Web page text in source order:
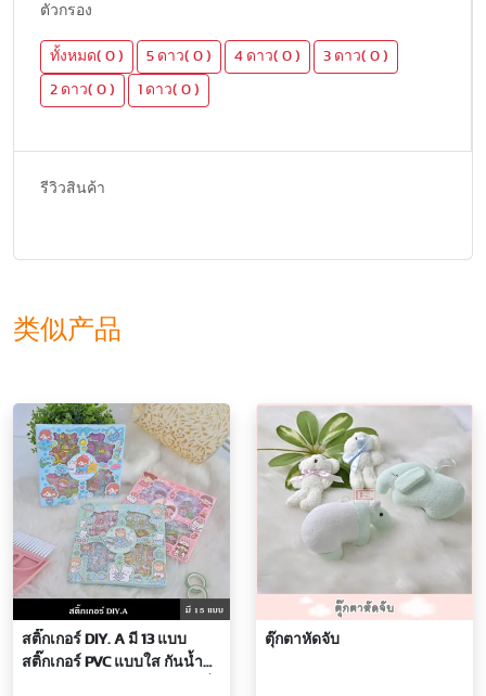
ตัวกรอง
ทั้งหมด( 0 ) 5 ดาว( 0 ) 4 ดาว( 0 ) 3 ดาว( 0 )
2 ดาว( 0 ) 1 ดาว( 0 )
รีวิวสินค้า
类似产品
สติ๊กเกอร์ DIY. A มี 13 แบบ
สติ๊กเกอร์ PVC แบบใส กันน้ำ
ตุ๊กตาหัดจับ